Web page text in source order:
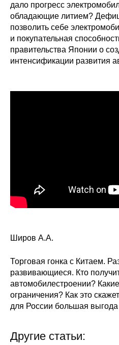
дало прогресс
обладающие литием?
позволить себе
и покупательная
правительства Японии о
интенсификации развития
Широв А.А.
Торговая гонка с Китаем.
развивающиеся. Кто
автомобилестроении?
ограничения? Как это
для России большая выгода
Другие статьи: